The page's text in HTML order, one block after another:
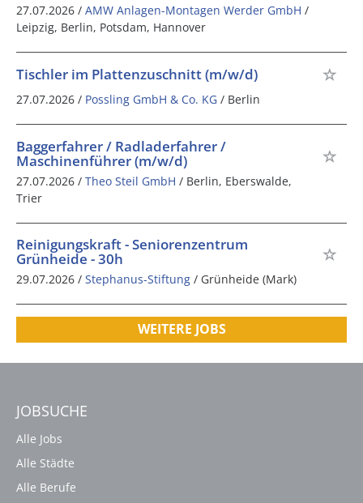
27.07.2026 / AMW Anlagen-Montagen Werder GmbH /
Leipzig, Berlin, Potsdam, Hannover
Tischler im Plattenzuschnitt (m/w/d)
27.07.2026 / Possling GmbH & Co. KG / Berlin
Baggerfahrer / Radladerfahrer /
Maschinenführer (m/w/d)
27.07.2026 / Theo Steil GmbH / Berlin, Eberswalde,
Trier
Reinigungskraft - Seniorenzentrum
Grünheide - 30h
29.07.2026 / Stephanus-Stiftung / Grünheide (Mark)
WEITERE JOBS
JOBSUCHE
Alle Jobs
Alle Städte
Alle Berufe